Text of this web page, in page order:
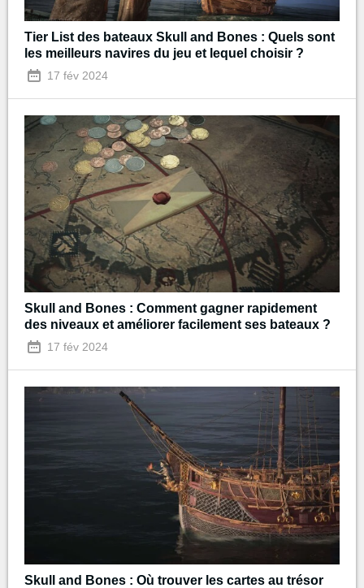
Tier List des bateaux Skull and Bones : Quels sont
les meilleurs navires du jeu et lequel choisir ?
17 fév 2024
Skull and Bones : Comment gagner rapidement
des niveaux et améliorer facilement ses bateaux ?
17 fév 2024
Skull and Bones : Où trouver les cartes au trésor